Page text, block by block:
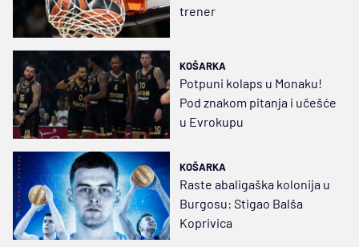
trener
KOŠARKA
Potpuni kolaps u Monaku!
Pod znakom pitanja i učešće
u Evrokupu
KOŠARKA
Raste abaligaška kolonija u
Burgosu: Stigao Balša
Koprivica